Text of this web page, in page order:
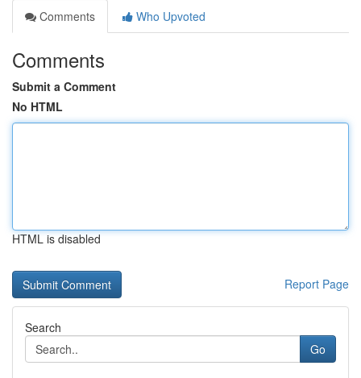
Comments
Who Upvoted
Comments
Submit a Comment
No HTML
HTML is disabled
Report Page
Search
Go